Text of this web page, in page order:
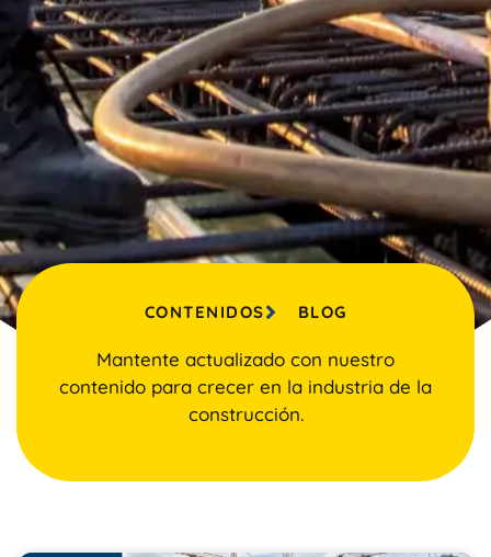
CONTENIDOS BLOG
Mantente actualizado con nuestro
contenido para crecer en la industria de la
construcción.